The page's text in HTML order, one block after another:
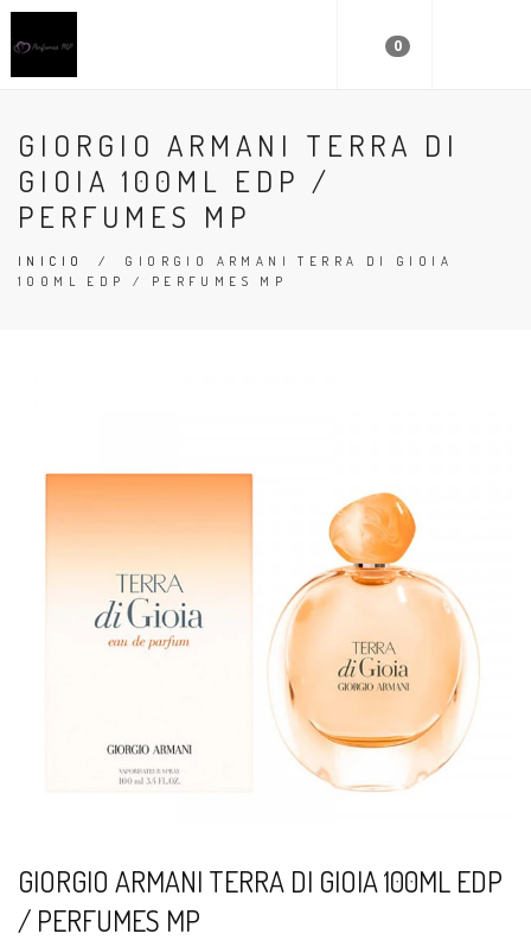
0
GIORGIO ARMANI TERRA DI
GIOIA 100ML EDP /
PERFUMES MP
INICIO / GIORGIO ARMANI TERRA DI GIOIA
100ML EDP / PERFUMES MP
GIORGIO ARMANI TERRA DI GIOIA 100ML EDP
/ PERFUMES MP